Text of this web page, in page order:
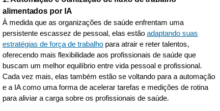
alimentados por IA
À medida que as organizações de saúde enfrentam uma
persistente escassez de pessoal, elas estãoadaptando suas
estratégias de força de trabalho para atrair e reter talentos,
oferecendo mais flexibilidade aos profissionais de saúde que
buscam um melhor equilíbrio entre vida pessoal e profissional.
Cada vez mais, elas também estão se voltando para a automação
e a IA como uma forma de acelerar tarefas e medições de rotina
para aliviar a carga sobre os profissionais de saúde.